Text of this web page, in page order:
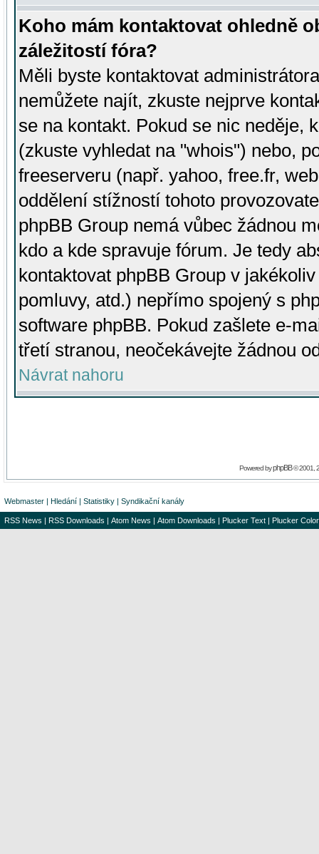
Koho mám kontaktovat ohledně
záležitostí fóra?
Měli byste kontaktovat
nemůžete najít, zkuste nejprve
se na kontakt. Pokud se nic neděje,
(zkuste vyhledat na "whois") nebo,
freeserveru (např. yahoo, free.fr,
oddělení stížností tohoto
phpBB Group nemá vůbec žádnou
kdo a kde spravuje fórum. Je tedy
kontaktovat phpBB Group v
pomluvy, atd.) nepřímo spojený s
software phpBB. Pokud zašlete e-
třetí stranou, neočekávejte žádnou
Návrat nahoru
Powered byphpBB© 2001,
Webmaster | Hledání | Statistiky | Syndikační kanály
RSS News | RSS Downloads | Atom News | Atom Downloads | Plucker Text | Plucker Color